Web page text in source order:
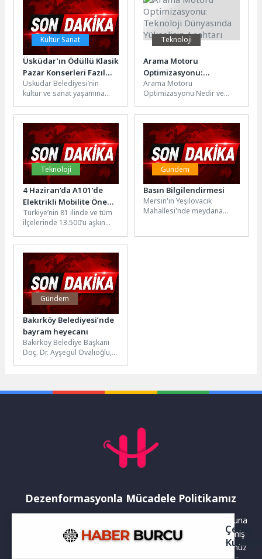
Kültür Sanat
Üsküdar’ın Ödüllü Klasik
Pazar Konserleri Fazıl
Say ile Yeni Sezona
Merhaba Diyor
Üsküdar Belediyesi’nin
kültür ve sanat yaşamına
yoğun ilgiyle takip ettiği
ödüllü konser...
Teknoloji
Arama Motoru
Optimizasyonu:
Teknoloji Dünyasında
Yükselişin Anahtarı
Arama Motoru
Optimizasyonu Nedir ve
Motoru Optimizasyonu
(SEO), web sitenizin arama
motorları...
Teknoloji
4 Haziran’da A101’de
Elektrikli Mobilite Öne
Çıkıyor
Türkiye’nin 81 ilinde ve tüm
ilçelerinde 13.500’ü aşkın
1.200’den fazla tedarikçisiyle
perakende...
Gündem
Basın Bilgilendirmesi
Mersin'in Yeşilovacık
Mahallesi'nde meydana
Gündem
Bakırköy Belediyesi’nde
bayram heyecanı
Bakırköy Belediye Başkanı
Doç. Dr. Ayşegül Ovalıoğlu,
Belediyesi, Kurban...
Dezenformasyonla Mücadele Politikamız
Yayınlanan haberler doğruluk ilkesi gözetilerek hazırlanır. Buna
rağmen bazı içeriklerde eksik, hatalı veya güncelliğini yitirmiş
bilgiler bulunabilir.Yanlış veya yanıltıcı olduğunu düşündüğünüz
Çerez